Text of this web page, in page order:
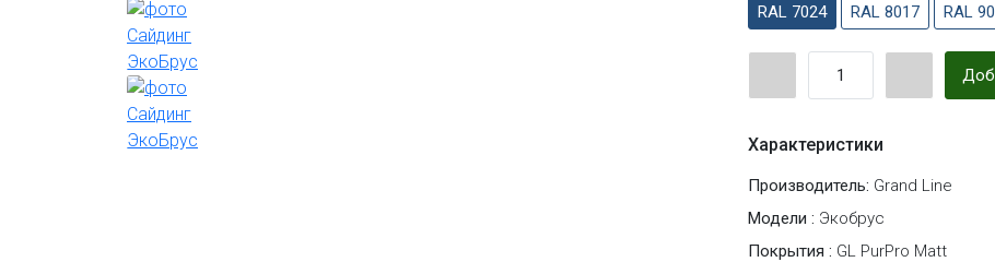
RAL 7024 RAL 8017 RAL
Характеристики
Производитель: Grand Line
Модели : Экобрус
Покрытия : GL PurPro Matt